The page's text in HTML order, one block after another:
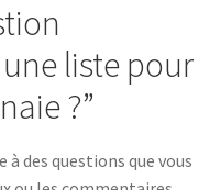
liste pour
?”
des questions que vous